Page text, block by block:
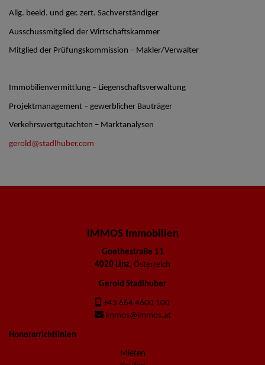
Allg. beeid. und ger. zert. Sachverständiger
Ausschussmitglied der Wirtschaftskammer
Mitglied der Prüfungskommission – Makler/Verwalter
Immobilienvermittlung – Liegenschaftsverwaltung
Projektmanagement – gewerblicher Bauträger
Verkehrswertgutachten – Marktanalysen
gerold@stadlhuber.com
IMMOS Immobilien
Goethestraße 11
4020 Linz, Österreich
Gerold Stadlhuber
+43 664 4600 100
immos@immos.at
Honorarrichtlinien
Mieten